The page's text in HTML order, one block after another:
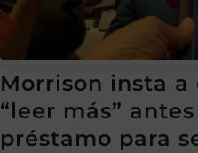
Morrison insta a
“leer más”
préstamo para